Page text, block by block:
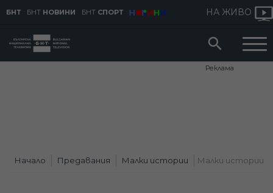
БНТ БНТ НОВИНИ БНТ СПОРТ НА ЖИВО
Реклама
Начало Предавания Малки истории Малки истории –